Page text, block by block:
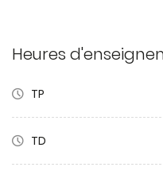
Heures
TP
TD